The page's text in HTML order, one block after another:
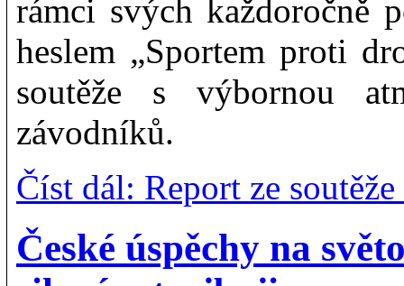
rámci svých každoročně
heslem „Sportem proti
soutěže s výbornou
závodníků.
Číst dál: Report ze
České úspěchy na